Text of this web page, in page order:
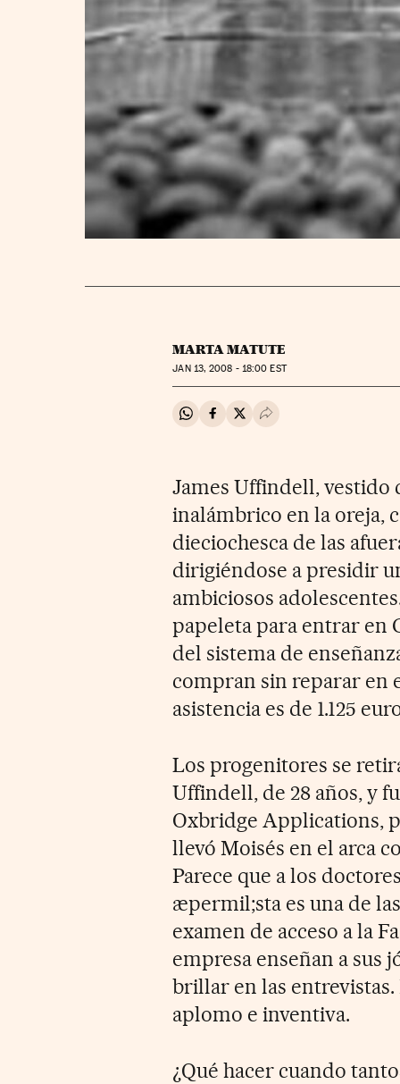
MARTA MATUTE
JAN13, 2008 - 18:00 EST
Compartir en Whatsapp
Compartir en Facebook
Compartir en Twitter
Desplegar Redes
James Uffindell, vestido
inalámbrico en la oreja,
dieciochesca de las
dirigiéndose a presidir
ambiciosos
papeleta para entrar en
del sistema de
compran sin reparar en
asistencia es de 1.125
Los progenitores se
Uffindell, de 28 años, y
Oxbridge Applications,
llevó Moisés en el arca
Parece que a los
æpermil;sta es una de
examen de acceso a la
empresa enseñan a sus
brillar en las
aplomo e inventiva.
¿Qué hacer cuando